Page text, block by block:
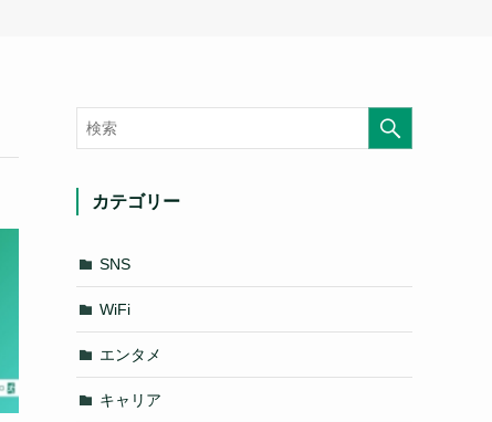
カテゴリー
SNS
WiFi
エンタメ
キャリア